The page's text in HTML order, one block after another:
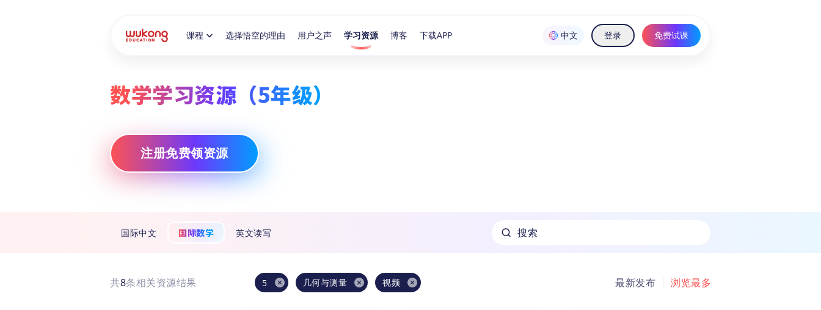
课程 选择悟空的理由 用户之声 学习资源 博客 下载APP 中文 登录 免费试课
数学学习资源（5年级）
注册免费领资源
国际中文 国际数学 英文读写 搜索
共8条相关资源结果 5 几何与测量 视频 最新发布 浏览最多